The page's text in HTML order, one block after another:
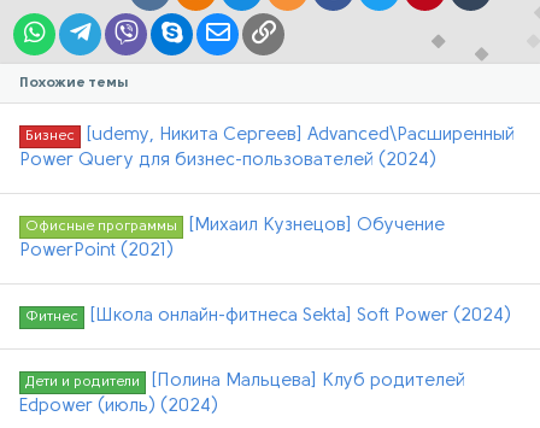
WhatsAppTelegram
ViberSkypeЭлектронная почта
Ссылка
Похожие темы
Бизнес
[udemy, Никита Сергеев] Advanced\Расширенный
Power Query для бизнес-пользователей (2024)
Офисные программы
[Михаил Кузнецов] Обучение
PowerPoint (2021)
Фитнес [Школа онлайн-фитнеса Sekta] Soft Power (2024)
Дети и родители
[Полина Мальцева] Клуб родителей
Edpower (июль) (2024)